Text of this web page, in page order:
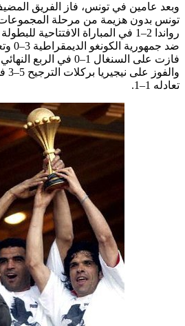
وبعد عامين في تونس، فاز الفريق
تونس بدون هزيمة من مرحلة
رواندا 2–1 في المباراة الافتتاحية
فازت على السنغال 1–0
تعادله 1–1.